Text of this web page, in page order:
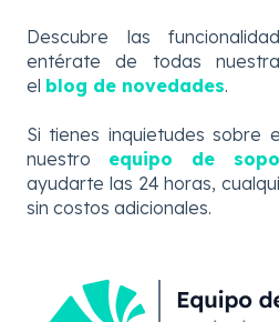
Descubre las
entérate de todas
el blog de novedades.
Si tienes inquietudes sobre
nuestro equipo de
ayudarte las 24 horas,
sin costos adicionales.